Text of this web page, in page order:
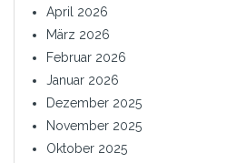
April 2026
März 2026
Februar 2026
Januar 2026
Dezember 2025
November 2025
Oktober 2025